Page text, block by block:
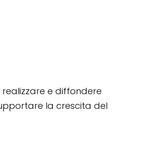
e diffondere
la crescita del